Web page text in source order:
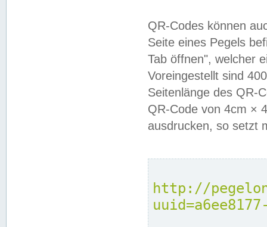
QR-Codes können
Seite eines Pegels
Tab öffnen", welcher
Voreingestellt sind
Seitenlänge des QR-
QR-Code von 4cm ×
ausdrucken, so setzt
http://